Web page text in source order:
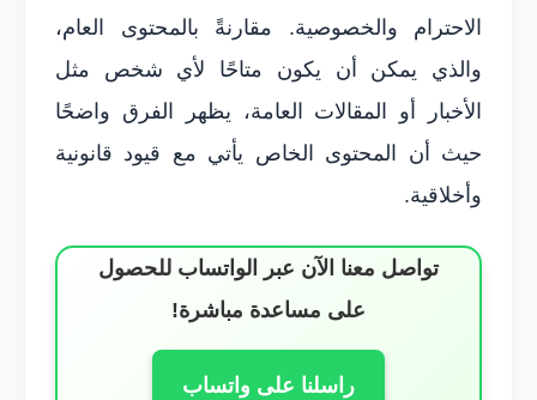
الاحترام والخصوصية. مقارنةً بالمحتوى العام،
والذي يمكن أن يكون متاحًا لأي شخص مثل
الأخبار أو المقالات العامة، يظهر الفرق واضحًا
حيث أن المحتوى الخاص يأتي مع قيود قانونية
وأخلاقية.
تواصل معنا الآن عبر الواتساب للحصول
على مساعدة مباشرة!
راسلنا على واتساب